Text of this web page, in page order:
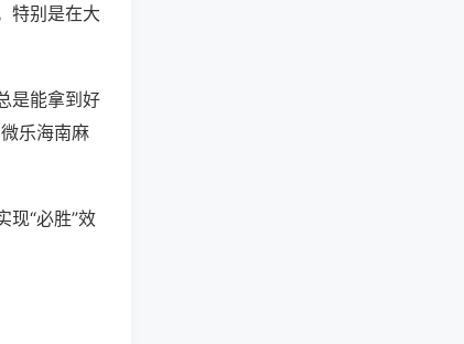
特别是在大
是能拿到好
乐海南麻
现“必胜”效